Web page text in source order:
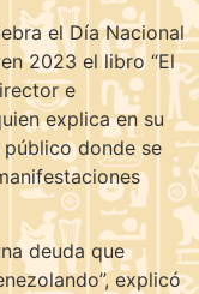
el Día Nacional
2023 el libro “El
e
explica en su
donde se
deuda que
explicó